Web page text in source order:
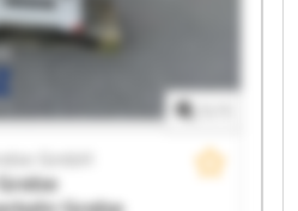
GmbH Omnibusverkehr
GmbH